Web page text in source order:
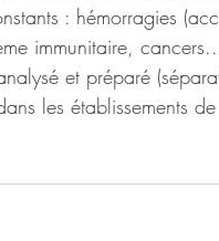
: hémorragies
immunitaire,
et préparé
les établissements